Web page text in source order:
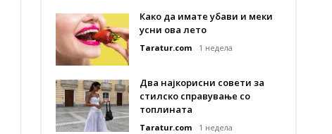
Како да имате убави и меки
усни ова лето
Taratur.com 1 недела
Два најкорисни совети за
стилско справување со
топлината
Taratur.com 1 недела